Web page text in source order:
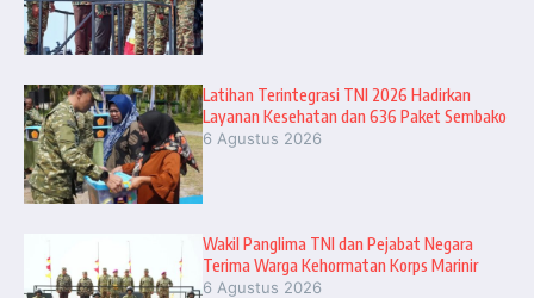
Latihan Terintegrasi TNI 2026 Hadirkan
Layanan Kesehatan dan 636 Paket Sembako
6 Agustus 2026
Wakil Panglima TNI dan Pejabat Negara
Terima Warga Kehormatan Korps Marinir
6 Agustus 2026